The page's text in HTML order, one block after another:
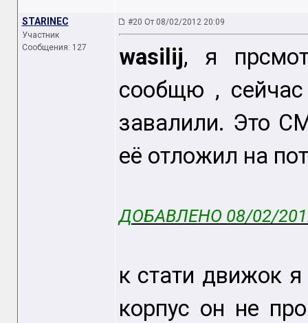
STARINEC
Участник
Сообщения: 127
#20 От 08/02/2012 20:09
wasilij, я
сообщю ,
завалили. Это
её отложил на
ДОБАВЛЕНО 08/02/
к стати движок
корпус он не